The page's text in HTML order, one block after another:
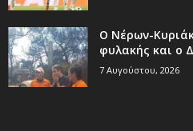
Ο Νέρων-
φυλακής και ο
7 Αυγούστου, 2026